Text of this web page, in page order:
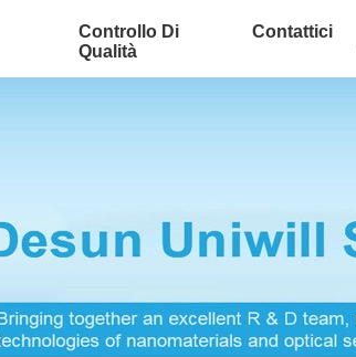
Controllo Di
Qualità
Contattici